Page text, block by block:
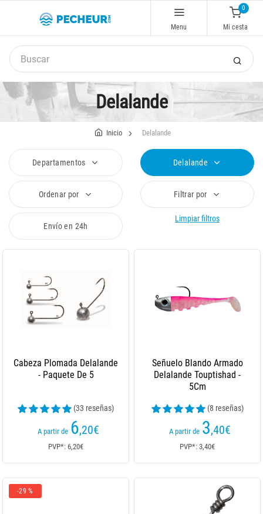
Menu
0
Mi cesta
Delalande
Inicio Delalande
Departamentos Delalande
Ordenar por Filtrar por
Envío en 24h
Limpiar filtros
Cabeza Plomada Delalande
- Paquete De 5
(33 reseñas)
A partir de 6,20€
PVP*: 6,20€
Señuelo Blando Armado
Delalande Touptishad -
5Cm
(8 reseñas)
A partir de 3,40€
PVP*: 3,40€
-29 %